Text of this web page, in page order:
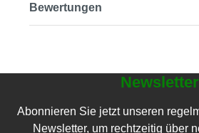
Bewertungen
Newsletter
Abonnieren Sie jetzt unseren
Newsletter, um rechtzeitig über